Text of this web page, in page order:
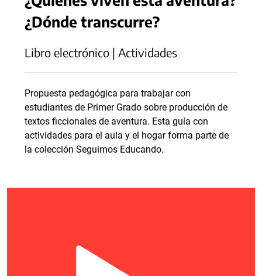
¿Dónde transcurre?
Libro electrónico | Actividades
Propuesta pedagógica para trabajar con
estudiantes de Primer Grado sobre producción de
textos ficcionales de aventura. Esta guía con
actividades para el aula y el hogar forma parte de
la colección Seguimos Educando.